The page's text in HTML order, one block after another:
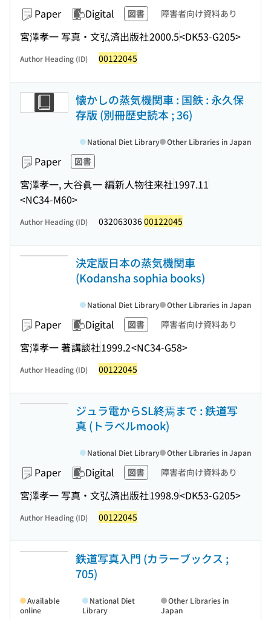
Paper Digital 図書 障害者向け資料あり
宮澤孝一 写真・文弘済出版社2000.5<DK53-G205>
Author Heading (ID) 00122045
懐かしの蒸気機関車 : 国鉄 : 永久保
存版 (別冊歴史読本 ; 36)
Paper 図書
宮澤孝一, 大谷眞一 編新人物往来社1997.11
<NC34-M60>
National Diet Library Other Libraries in Japan
Author Heading (ID) 03206303600122045
決定版日本の蒸気機関車
(Kodansha sophia books)
Paper Digital 図書 障害者向け資料あり
宮澤孝一 著講談社1999.2<NC34-G58>
National Diet Library Other Libraries in Japan
Author Heading (ID) 00122045
ジュラ電からSL終焉まで : 鉄道写
真 (トラベルmook)
Paper Digital 図書 障害者向け資料あり
宮澤孝一 写真・文弘済出版社1998.9<DK53-G205>
National Diet Library Other Libraries in Japan
Author Heading (ID) 00122045
鉄道写真入門 (カラーブックス ;
705)
Available
online
National Diet
Library
Other Libraries in
Japan